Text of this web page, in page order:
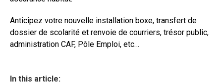
Anticipez votre nouvelle installation boxe, transfert de
dossier de scolarité et renvoie de courriers, trésor public,
administration CAF, Pôle Emploi, etc…
In this article: